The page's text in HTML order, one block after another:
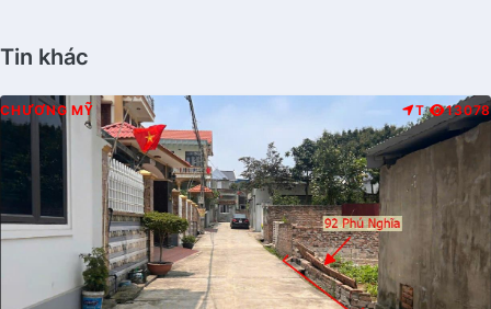
Tin khác
CHƯƠNG MỸ T 13078